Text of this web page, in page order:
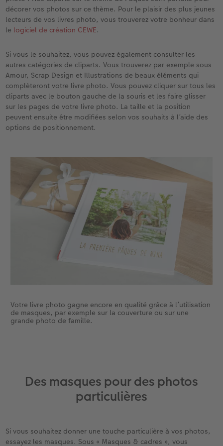
Accessoires
décorer vos photos sur ce thème. Pour le plaisir des plus jeunes
lecteurs de vos livres photo, vous trouverez votre bonheur dans
le logiciel de création CEWE.
Si vous le souhaitez, vous pouvez également consulter les
autres catégories de cliparts. Vous trouverez par exemple sous
Amour, Scrap Design et Illustrations de beaux éléments qui
complèteront votre livre photo. Vous pouvez cliquer sur tous les
cliparts avec le bouton gauche de la souris et les faire glisser
sur les pages de votre livre photo. La taille et la position
peuvent ensuite être modifiées selon vos souhaits à l’aide des
options de positionnement.
Votre livre photo gagne encore en qualité grâce à l’utilisation
de masques, par exemple sur la couverture ou sur une
grande photo de famille.
Des masques pour des photos
particulières
Si vous souhaitez donner une touche particulière à vos photos,
essayez les masques. Sous « Masques & cadres », vous